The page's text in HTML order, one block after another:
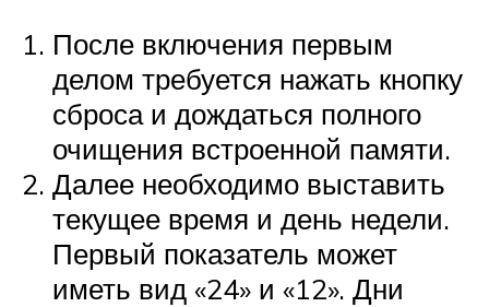
После включения первым
делом требуется нажать кнопку
сброса и дождаться полного
очищения встроенной памяти.
Далее необходимо выставить
текущее время и день недели.
Первый показатель может
иметь вид «24» и «12». Дни